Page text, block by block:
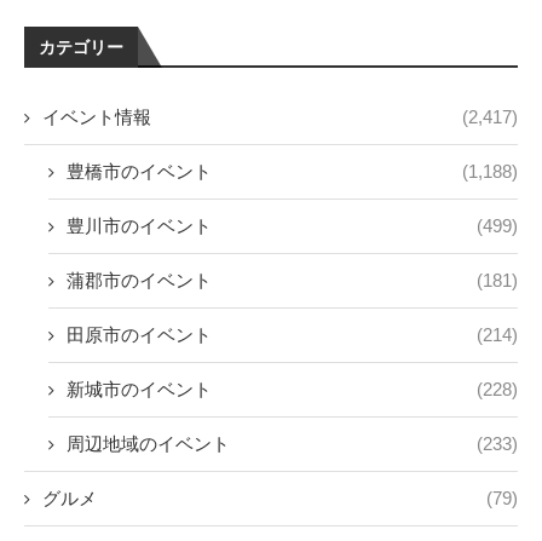
カテゴリー
イベント情報 (2,417)
豊橋市のイベント (1,188)
豊川市のイベント (499)
蒲郡市のイベント (181)
田原市のイベント (214)
新城市のイベント (228)
周辺地域のイベント (233)
グルメ (79)